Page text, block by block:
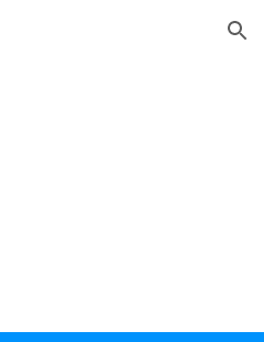
Skip to navigation